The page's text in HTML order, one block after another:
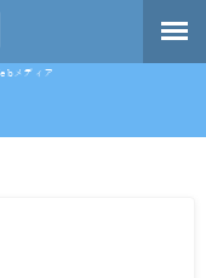
メディア